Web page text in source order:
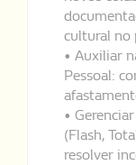
cultural no
• Auxiliar
Pessoal:
•
(Flash,
resolver